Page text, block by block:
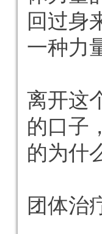
回过身
一种力
离开这
的口子
的为什
团体治